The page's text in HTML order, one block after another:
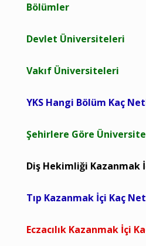
Bölümler
Devlet Üniversiteleri
Vakıf Üniversiteleri
YKS Hangi Bölüm Kaç
Şehirlere Göre
Diş Hekimliği Kazanmak
Tıp Kazanmak İçi Kaç
Eczacılık Kazanmak İçi